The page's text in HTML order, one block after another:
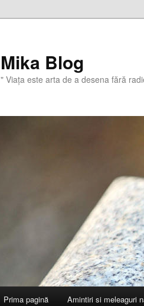
Mika Blog
" Viaţa este arta de a desena fără
Prima pagină Amintiri si meleaguri